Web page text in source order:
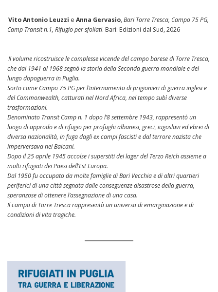
Vito Antonio Leuzzi eAnna Gervasio,Bari Torre Tresca, Campo 75 PG,
Camp Transit n.1, Rifugio per sfollati. Bari: Edizioni dal Sud, 2026
Il volume ricostruisce le complesse vicende del campo barese di Torre Tresca,
che dal 1941 al 1968 segnò la storia della Seconda guerra mondiale e del
lungo dopoguerra in Puglia.
Sorto come Campo 75 PG per l’internamento di prigionieri di guerra inglesi e
del Commonwealth, catturati nel Nord Africa, nel tempo subì diverse
trasformazioni.
Denominato Transit Camp n. 1 dopo l’8 settembre 1943, rappresentò un
luogo di approdo e di rifugio per profughi albanesi, greci, iugoslavi ed ebrei di
diversa nazionalità, in fuga dagli ex campi fascisti e dal terrore nazista che
imperversava nei Balcani.
Dopo il 25 aprile 1945 accolse i superstiti dei lager del Terzo Reich assieme a
molti rifugiati dei Paesi dell’Est Europa.
Dal 1950 fu occupato da molte famiglie di Bari Vecchia e di altri quartieri
periferici di una città segnata dalle conseguenze disastrose della guerra,
speranzose di ottenere l’assegnazione di una casa.
Il campo di Torre Tresca rappresentò un universo di emarginazione e di
condizioni di vita tragiche.